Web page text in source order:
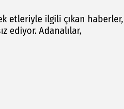
etleriyle ilgili çıkan haberler,
ediyor. Adanalılar,